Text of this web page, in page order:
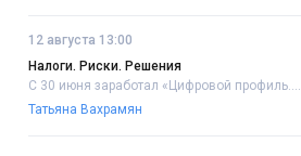
12 августа 13:00
Налоги. Риски. Решения
С 30 июня заработал «Цифровой профиль....
Татьяна Вахрамян